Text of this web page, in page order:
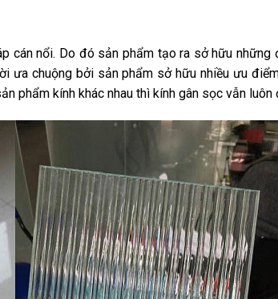
cán nổi. Do đó sản phẩm tạo ra sở hữu những
ưa chuộng bởi sản phẩm sở hữu nhiều ưu
phẩm kính khác nhau thì kính gân sọc vẫn luôn